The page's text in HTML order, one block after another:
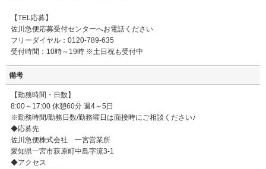
【TEL応募】
佐川急便応募受付センターへお電話ください
フリーダイヤル：0120-789-635
受付時間：10時～19時 ※土日祝も受付中
備考
【勤務時間・日数】
8:00～17:00 休憩60分 週4～5日
※勤務時間/勤務日数/勤務曜日は面接時にご相談ください♪
◆応募先
佐川急便株式会社 一宮営業所
愛知県一宮市萩原町中島字流3-1
◆アクセス